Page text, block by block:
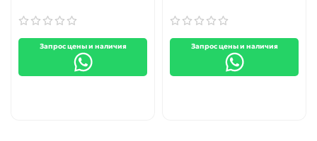
Запрос цены и наличия Запрос цены и наличия